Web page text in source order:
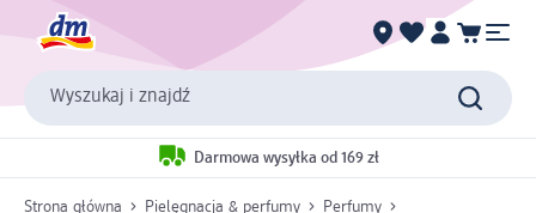
Wyszukaj i znajdź
Darmowa wysyłka od 169 zł
Strona główna Pielęgnacja & perfumy
Perfumy